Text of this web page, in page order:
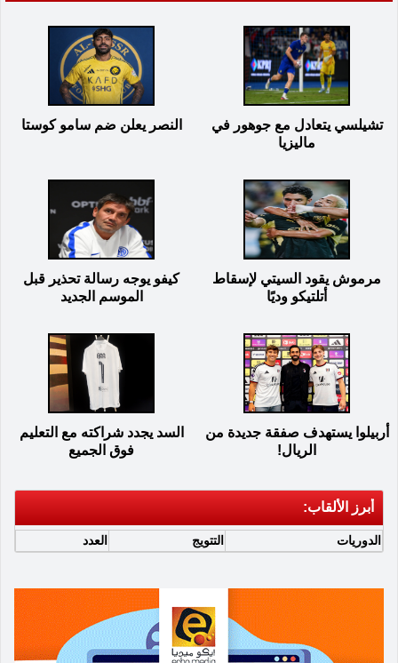
تشيلسي يتعادل مع جوهور في
ماليزيا
النصر يعلن ضم سامو كوستا
مرموش يقود السيتي لإسقاط
أتلتيكو وديًا
كيفو يوجه رسالة تحذير قبل
الموسم الجديد
أربيلوا يستهدف صفقة جديدة من
الريال!
السد يجدد شراكته مع التعليم
فوق الجميع
أبرز الألقاب:
الدوريات التتويج العدد